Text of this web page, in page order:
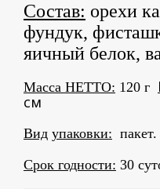
Состав: орехи
фундук,
яичный белок,
Масса НЕТТО: 120 г
см
Вид упаковки: пакет.
Срок годности: 30